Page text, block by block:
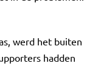
werd het buiten
hadden